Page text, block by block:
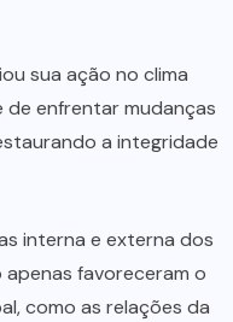
sua ação no clima
enfrentar mudanças
a integridade
interna e externa dos
favoreceram o
como as relações da